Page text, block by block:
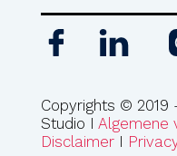
Copyrights © 2019
Studio I Algemene
Disclaimer I